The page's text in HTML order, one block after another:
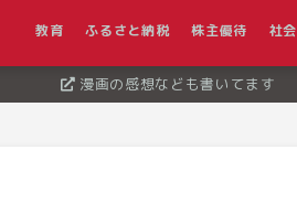
教育 ふるさと納税 株主優待 社会
漫画の感想なども書いてます